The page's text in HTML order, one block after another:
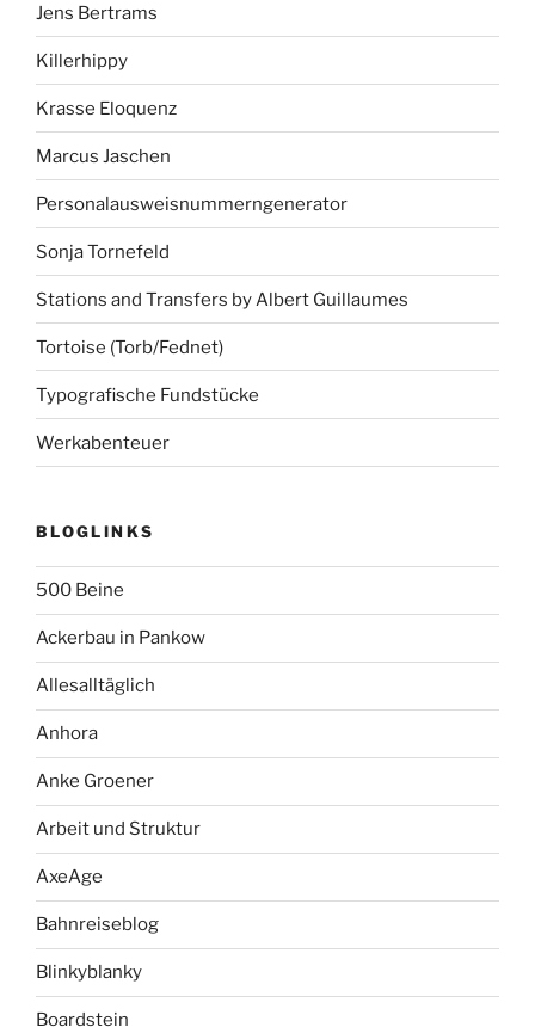
Jens Bertrams
Killerhippy
Krasse Eloquenz
Marcus Jaschen
Personalausweisnummerngenerator
Sonja Tornefeld
Stations and Transfers by Albert Guillaumes
Tortoise (Torb/Fednet)
Typografische Fundstücke
Werkabenteuer
BLOGLINKS
500 Beine
Ackerbau in Pankow
Allesalltäglich
Anhora
Anke Groener
Arbeit und Struktur
AxeAge
Bahnreiseblog
Blinkyblanky
Boardstein